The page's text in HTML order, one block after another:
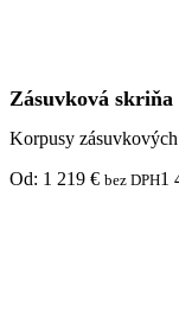
Zásuvková skriňa
Korpusy
Od: 1 219 € bez DPH1